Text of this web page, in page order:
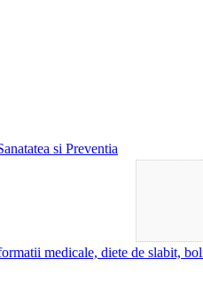
si Preventia